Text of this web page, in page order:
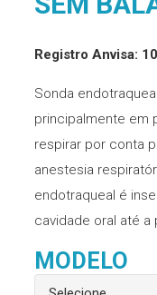
Registro Anvisa:
Sonda
principalmente em
respirar por conta
anestesia
endotraqueal é
cavidade oral até
MODELO